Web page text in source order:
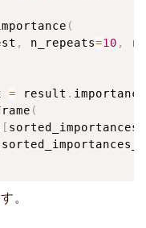
(
, n_repeats=10 ,
= result .
(
[
。